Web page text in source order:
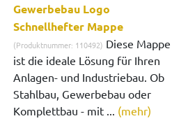
Gewerbebau Logo
Schnellhefter Mappe
(Produktnummer: 110492) Diese Mappe
ist die ideale Lösung für Ihren
Anlagen- und Industriebau. Ob
Stahlbau, Gewerbebau oder
Komplettbau - mit ... (mehr)